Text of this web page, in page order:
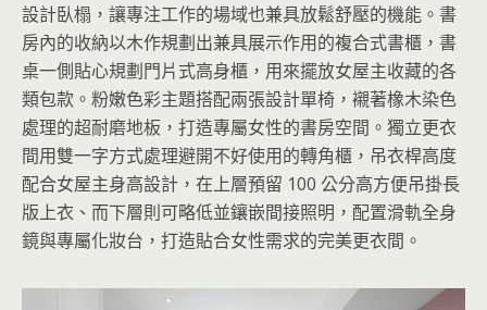
設計臥榻，讓專注工作的場域也兼具放鬆舒壓的機能。書
房內的收納以木作規劃出兼具展示作用的複合式書櫃，書
桌一側貼心規劃門片式高身櫃，用來擺放女屋主收藏的各
類包款。粉嫩色彩主題搭配兩張設計單椅，襯著橡木染色
處理的超耐磨地板，打造專屬女性的書房空間。獨立更衣
間用雙一字方式處理避開不好使用的轉角櫃，吊衣桿高度
配合女屋主身高設計，在上層預留 100 公分高方便吊掛長
版上衣、而下層則可略低並鑲嵌間接照明，配置滑軌全身
鏡與專屬化妝台，打造貼合女性需求的完美更衣間。